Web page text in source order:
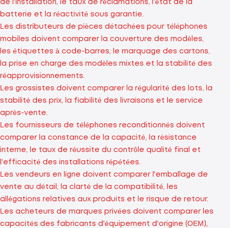
de l'installation, le taux de réclamations, l'état de la
batterie et la réactivité sous garantie.
Les distributeurs de pièces détachées pour téléphones
mobiles doivent comparer la couverture des modèles,
les étiquettes à code-barres, le marquage des cartons,
la prise en charge des modèles mixtes et la stabilité des
réapprovisionnements.
Les grossistes doivent comparer la régularité des lots, la
stabilité des prix, la fiabilité des livraisons et le service
après-vente.
Les fournisseurs de téléphones reconditionnés doivent
comparer la constance de la capacité, la résistance
interne, le taux de réussite du contrôle qualité final et
l'efficacité des installations répétées.
Les vendeurs en ligne doivent comparer l'emballage de
vente au détail, la clarté de la compatibilité, les
allégations relatives aux produits et le risque de retour.
Les acheteurs de marques privées doivent comparer les
capacités des fabricants d'équipement d'origine (OEM),